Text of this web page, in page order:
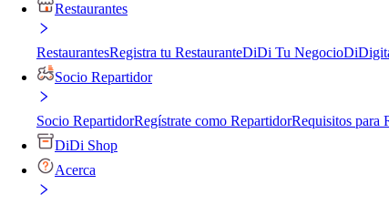
Restaurantes
RestaurantesRegistra tu RestauranteDiDi Tu Negocio
Socio Repartidor
Socio RepartidorRegístrate como RepartidorRequisitos para
DiDi Shop
Acerca